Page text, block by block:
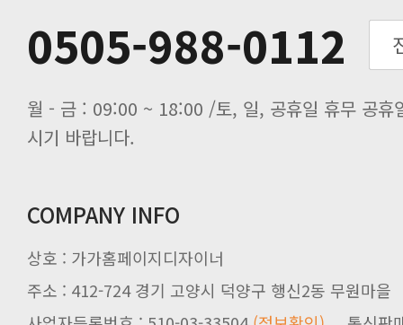
0505-988-0112
시기 바랍니다.
COMPANY INFO
상호 : 가가홈페이지디자이너
주소 : 412-724 경기 고양시 덕양구 행신2동 무원마을